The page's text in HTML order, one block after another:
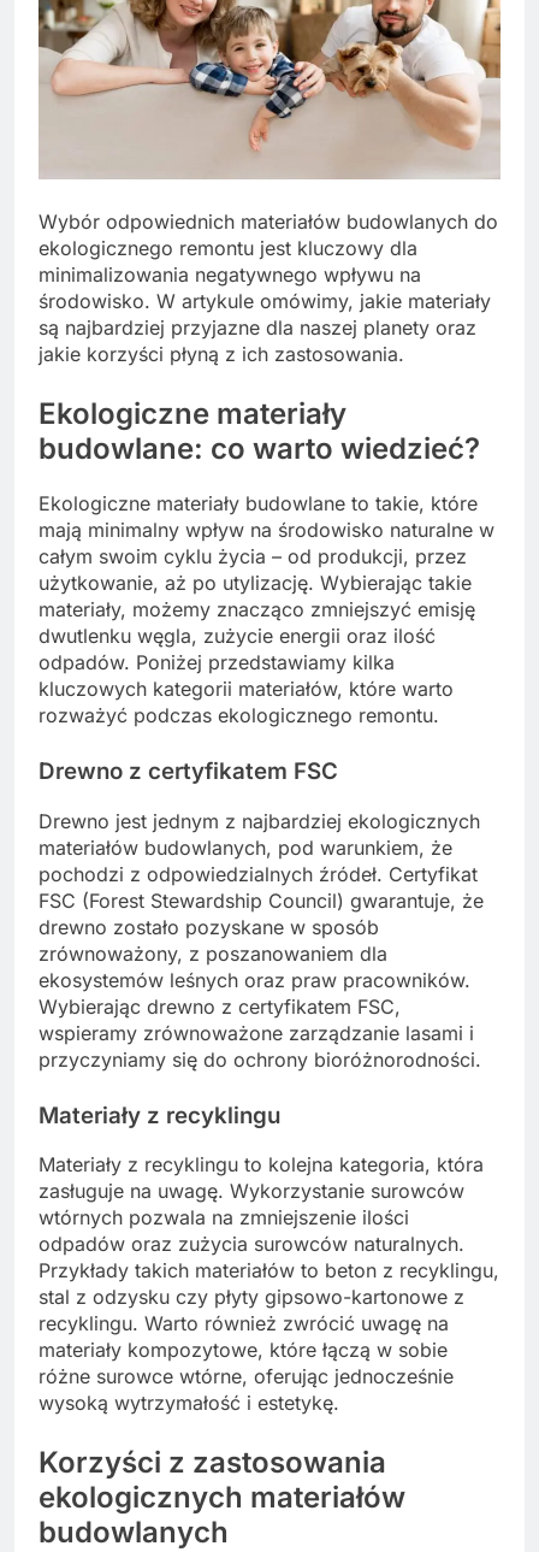
Wybór odpowiednich materiałów budowlanych do
ekologicznego remontu jest kluczowy dla
minimalizowania negatywnego wpływu na
środowisko. W artykule omówimy, jakie materiały
są najbardziej przyjazne dla naszej planety oraz
jakie korzyści płyną z ich zastosowania.
Ekologiczne materiały
budowlane: co warto wiedzieć?
Ekologiczne materiały budowlane to takie, które
mają minimalny wpływ na środowisko naturalne w
całym swoim cyklu życia – od produkcji, przez
użytkowanie, aż po utylizację. Wybierając takie
materiały, możemy znacząco zmniejszyć emisję
dwutlenku węgla, zużycie energii oraz ilość
odpadów. Poniżej przedstawiamy kilka
kluczowych kategorii materiałów, które warto
rozważyć podczas ekologicznego remontu.
Drewno z certyfikatem FSC
Drewno jest jednym z najbardziej ekologicznych
materiałów budowlanych, pod warunkiem, że
pochodzi z odpowiedzialnych źródeł. Certyfikat
FSC (Forest Stewardship Council) gwarantuje, że
drewno zostało pozyskane w sposób
zrównoważony, z poszanowaniem dla
ekosystemów leśnych oraz praw pracowników.
Wybierając drewno z certyfikatem FSC,
wspieramy zrównoważone zarządzanie lasami i
przyczyniamy się do ochrony bioróżnorodności.
Materiały z recyklingu
Materiały z recyklingu to kolejna kategoria, która
zasługuje na uwagę. Wykorzystanie surowców
wtórnych pozwala na zmniejszenie ilości
odpadów oraz zużycia surowców naturalnych.
Przykłady takich materiałów to beton z recyklingu,
stal z odzysku czy płyty gipsowo-kartonowe z
recyklingu. Warto również zwrócić uwagę na
materiały kompozytowe, które łączą w sobie
różne surowce wtórne, oferując jednocześnie
wysoką wytrzymałość i estetykę.
Korzyści z zastosowania
ekologicznych materiałów
budowlanych